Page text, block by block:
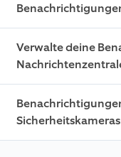
Verwalte deine